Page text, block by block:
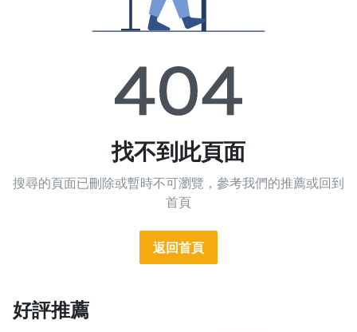
$5,000 回饋 2% 點數🎁 此為 PPA 官方帳號 Line@ 專屬活動，加
入好友👉 享有「渠道專屬活動」及「個人化推播」！
找不到此頁面
搜尋的頁面已刪除或暫時不可瀏覽，參考我們的推薦或回到
首頁
返回首頁
好評推薦
1.0x
2.0x
1.75x
1.5x
1.25x
0.75x
沒有播放清單